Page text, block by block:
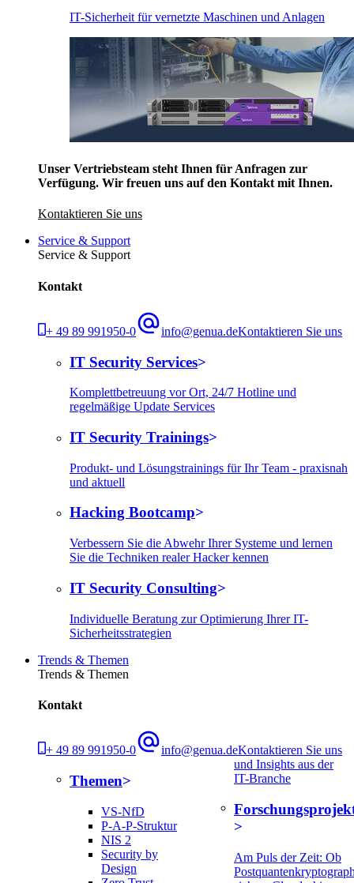
IT-Sicherheit für vernetzte Maschinen und Anlagen
Unser Vertriebsteam steht Ihnen für Anfragen zur
Verfügung. Wir freuen uns auf den Kontakt mit Ihnen.
Kontaktieren Sie uns
Service & Support
Service & Support
Kontakt
+ 49 89 991950-0 info@genua.deKontaktieren Sie uns
IT Security Services
Komplettbetreuung vor Ort, 24/7 Hotline und
regelmäßige Update Services
IT Security Trainings
Produkt- und Lösungstrainings für Ihr Team - praxisnah
und aktuell
Hacking Bootcamp
Verbessern Sie die Abwehr Ihrer Systeme und lernen
Sie die Techniken realer Hacker kennen
IT Security Consulting
Individuelle Beratung zur Optimierung Ihrer IT-
Sicherheitsstrategien
Trends & Themen
Trends & Themen
Kontakt
+ 49 89 991950-0 info@genua.deKontaktieren Sie uns
Themen
VS-NfD
P-A-P-Struktur
NIS 2
Security by
Design
und Insights aus der
IT-Branche
Am Puls der Zeit: Ob